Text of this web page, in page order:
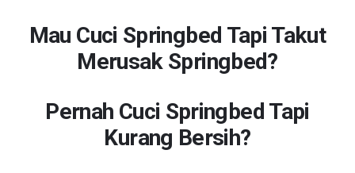
Mau Cuci Springbed Tapi Takut
Merusak Springbed?
Pernah Cuci Springbed Tapi
Kurang Bersih?